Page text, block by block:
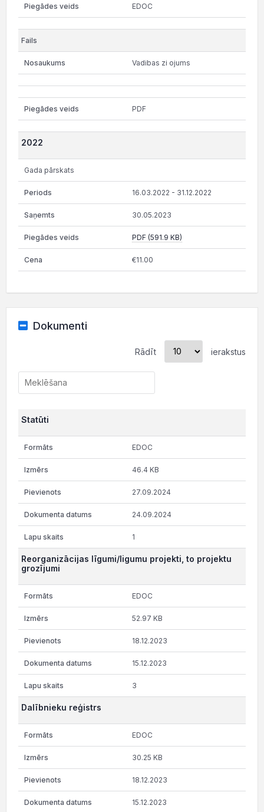
EDOC
Vadibas zi ojums
PDF
2022
Gada pārskats
16.03.2022 - 31.12.2022
30.05.2023
PDF (591.9 KB)
€11.00
Dokumenti
Rādīt ierakstus
Statūti
EDOC
46.4 KB
27.09.2024
24.09.2024
1
Reorganizācijas līgumi/ligumu projekti, to projektu
grozījumi
EDOC
52.97 KB
18.12.2023
15.12.2023
3
Dalībnieku reģistrs
EDOC
30.25 KB
18.12.2023
15.12.2023